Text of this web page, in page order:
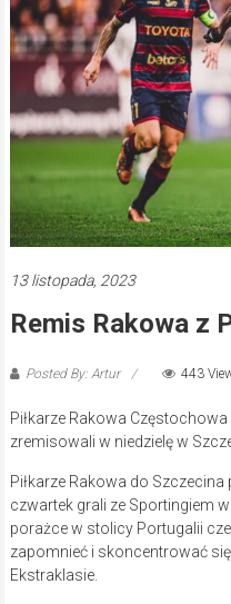
Myszków
13 listopada, 2023
Remis Rakowa z
Posted By: Artur 443
Piłkarze Rakowa
zremisowali w niedzielę w
Piłkarze Rakowa do Szczecina
czwartek grali ze Sportingiem
porażce w stolicy Portugalii
zapomnieć i skoncentrować
Ekstraklasie.